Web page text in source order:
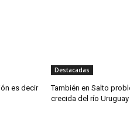
es decir
Destacadas
También en Salto
crecida del río Uruguay